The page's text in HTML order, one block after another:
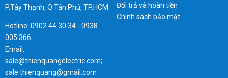
P.Tây Thạnh, Q.Tân Phú, TP.HCM
Hotline: 0902 44 30 34 - 0938
005 366
Email:
sale@thienquangelectric.com;
sale.thienquang@gmail.com
Đổi trả và hoàn tiền
Chính sách bảo mật